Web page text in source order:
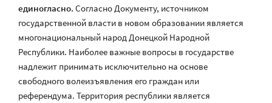
единогласно. Согласно Документу, источником
государственной власти в новом образовании является
многонациональный народ Донецкой Народной
Республики. Наиболее важные вопросы в государстве
надлежит принимать исключительно на основе
свободного волеизъявления его граждан или
референдума. Территория республики является